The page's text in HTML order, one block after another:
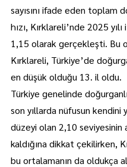
sayısını ifade eden toplam
hızı, Kırklareli’nde 2025 yılı
1,15 olarak gerçekleşti. Bu
Kırklareli, Türkiye’de
en düşük olduğu 13. il oldu.
Türkiye genelinde
son yıllarda nüfusun kendini
düzeyi olan 2,10 seviyesinin
kaldığına dikkat çekilirken,
bu ortalamanın da oldukça